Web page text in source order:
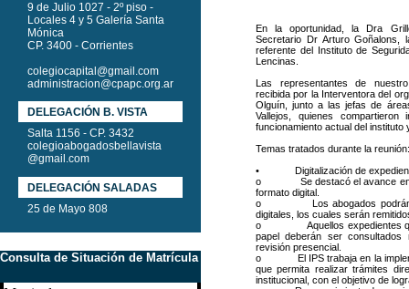
9 de Julio 1027 - 2º piso -
Locales 4 y 5 Galería Santa
Mónica
CP. 3400 - Corrientes
colegiocapital@gmail.com
administracion@cpapc.org.ar
DELEGACIÓN B. VISTA
Salta 1156 - CP. 3432
colegioabogadosbellavista
@gmail.com
DELEGACIÓN SALADAS
25 de Mayo 808
Consulta de Situación de Matrícula
En la oportunidad, la Dra
Secretario Dr Arturo
referente del Instituto de
Lencinas.
Las representantes de
recibida por la Interventora del
Olguín, junto a las jefas de
Vallejos, quienes compartieron
funcionamiento actual del
Temas tratados durante la reunión:
• Digitalización de
o Se destacó el avance en la
formato digital.
o Los abogados podrán
digitales, los cuales serán
o Aquellos expedientes que
papel deberán ser
revisión presencial.
o El IPS trabaja en la
que permita realizar trámites
institucional, con el objetivo de